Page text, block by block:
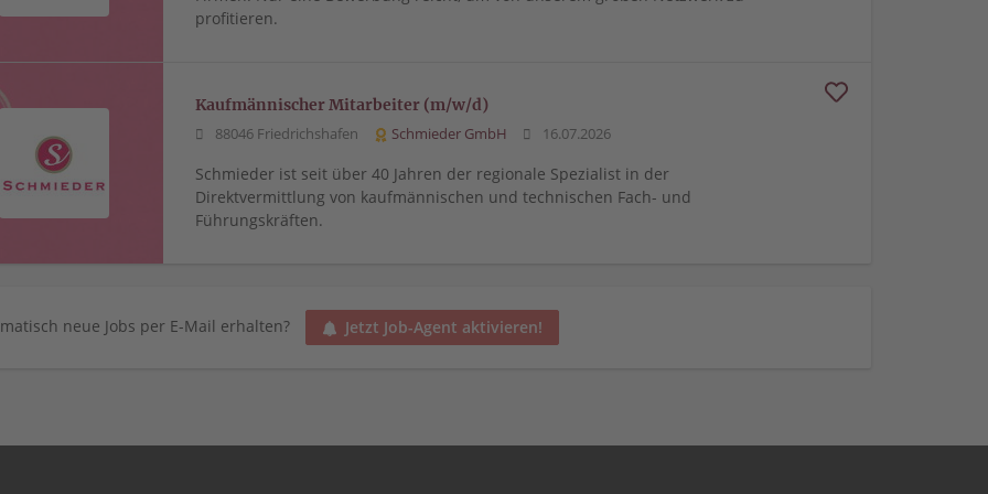
profitieren.
Kaufmännischer Mitarbeiter (m/w/d)
88046 Friedrichshafen Schmieder GmbH 16.07.2026
Schmieder ist seit über 40 Jahren der regionale Spezialist in der
Direktvermittlung von kaufmännischen und technischen Fach- und
Führungskräften.
neue Jobs per E-Mail erhalten? Jetzt Job-Agent aktivieren!